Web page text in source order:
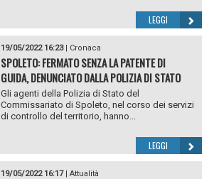
LEGGI
19/05/2022 16:23| Cronaca
SPOLETO: FERMATO SENZA LA PATENTE DI
GUIDA, DENUNCIATO DALLA POLIZIA DI STATO
Gli agenti della Polizia di Stato del
Commissariato di Spoleto, nel corso dei servizi
di controllo del territorio, hanno...
LEGGI
19/05/2022 16:17| Attualità